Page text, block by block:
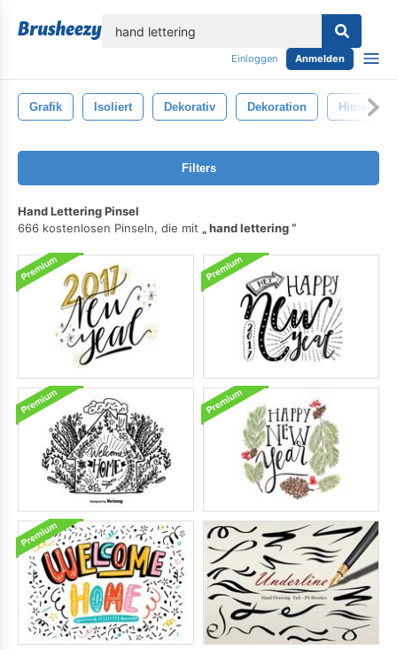
Einloggen Anmelden
Grafik Isoliert Dekorativ Dekoration
Filters
Hand Lettering Pinsel
666 kostenlosen Pinseln, die mit
hand lettering